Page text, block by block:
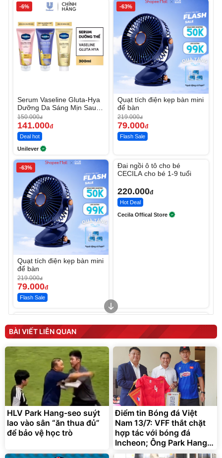
-6%
Serum Vaseline Gluta-Hya
Dưỡng Da Sáng Mịn Sau 7
Ngày
150.000đ
141.000đ
Deal hot
Unilever
-63%
Quạt tích điện kẹp bàn mini
để bàn
219.000đ
79.000đ
Flash Sale
-63%
Quạt tích điện kẹp bàn mini
để bàn
219.000đ
79.000đ
Flash Sale
Đai ngồi ô tô cho bé
CECILA cho bé 1-9 tuổi
220.000đ
Hot Deal
Cecila Offical Store
tức thì Vaseline Body
190.000đ
138.330đ
Discount
D2-001 - Thông Minh
3.000.000
2.200.000đ
Flash Sale
Unmute
Vali Bamozo Khung Nhôm
9066 Size 20/24/28 Cao
Cấp
1.000.000
825.000đ
Flash Sale
BÀI VIẾT LIÊN QUAN
HLV Park Hang-seo suýt
lao vào sân “ăn thua đủ”
để bảo vệ học trò
Điểm tin Bóng đá Việt
Nam 13/7: VFF thắt chặt
hợp tác với bóng đá
Incheon; Ông Park Hang-
seo gặp khó tại Thái Lan